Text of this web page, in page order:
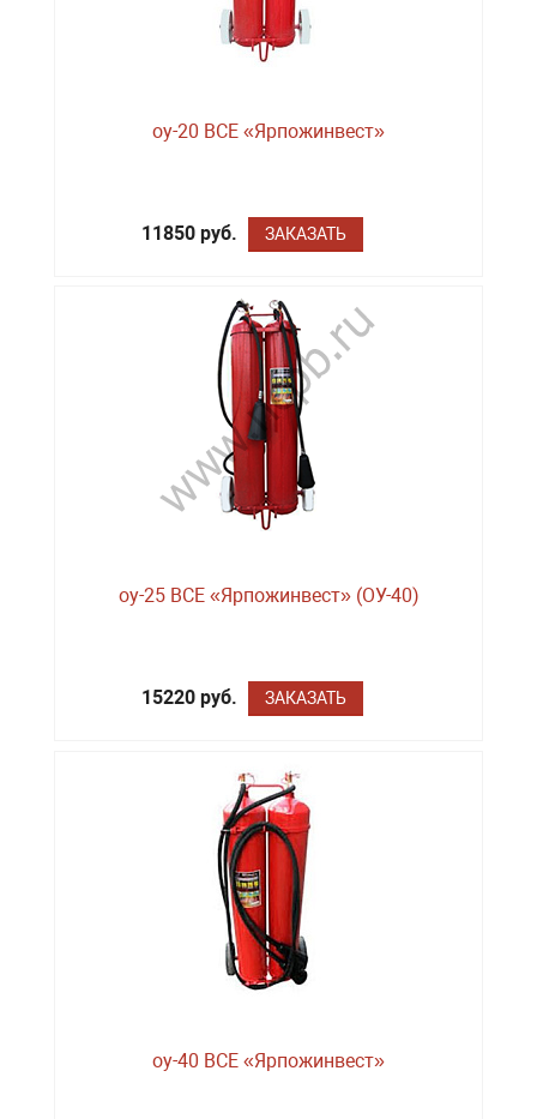
оу-20 BCE «Ярпожинвест»
11850 руб. ЗАКАЗАТЬ
оу-25 BCE «Ярпожинвест» (ОУ-40)
15220 руб. ЗАКАЗАТЬ
оу-40 BCE «Ярпожинвест»